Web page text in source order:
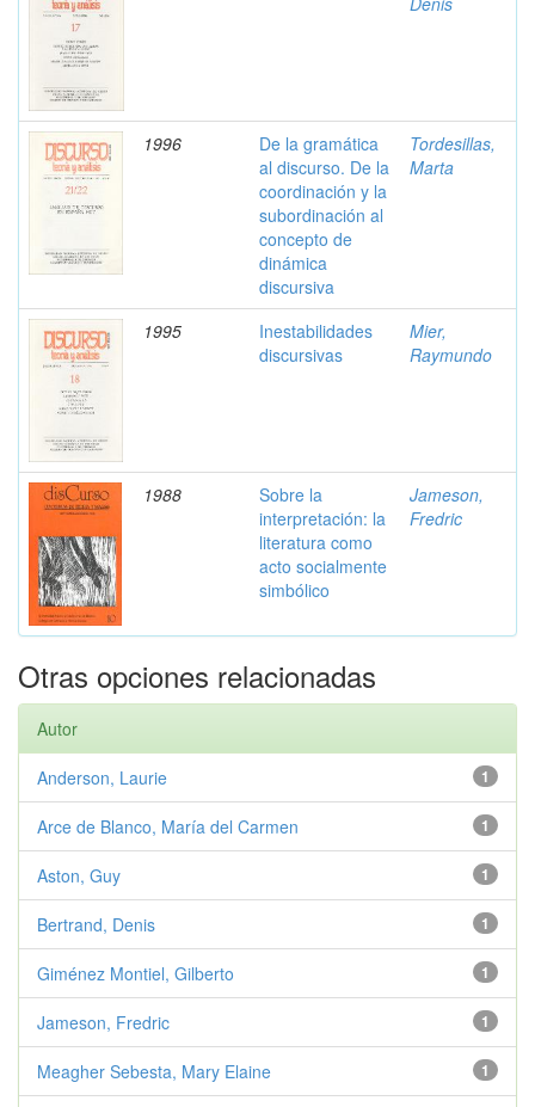
1996
De la gramática
al discurso. De la
coordinación y la
subordinación al
concepto de
dinámica
discursiva
Tordesillas,
Marta
1995
Inestabilidades
discursivas
Mier,
Raymundo
1988
Sobre la
interpretación: la
literatura como
acto socialmente
simbólico
Jameson,
Fredric
Otras opciones relacionadas
Autor
1
Anderson, Laurie
1
Arce de Blanco, María del Carmen
1
Aston, Guy
1
Bertrand, Denis
1
Giménez Montiel, Gilberto
1
Jameson, Fredric
1
Meagher Sebesta, Mary Elaine